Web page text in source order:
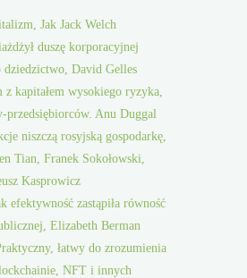
Jak Jack Welch
duszę korporacyjnej
David Gelles
kapitałem wysokiego ryzyka,
Anu Duggal
niszczą rosyjską gospodarkę,
Tian, Franek Sokołowski,
Kasprowicz
efektywność zastąpiła równość
Elizabeth Berman
łatwy do zrozumienia
NFT i innych